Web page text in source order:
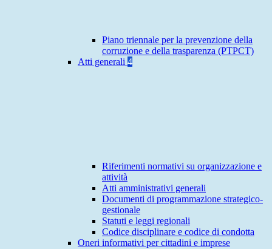
Piano triennale per la prevenzione della
corruzione e della trasparenza (PTPCT)
Atti generali 4
Riferimenti normativi su organizzazione e
attività
Atti amministrativi generali
Documenti di programmazione strategico-
gestionale
Statuti e leggi regionali
Codice disciplinare e codice di condotta
Oneri informativi per cittadini e imprese